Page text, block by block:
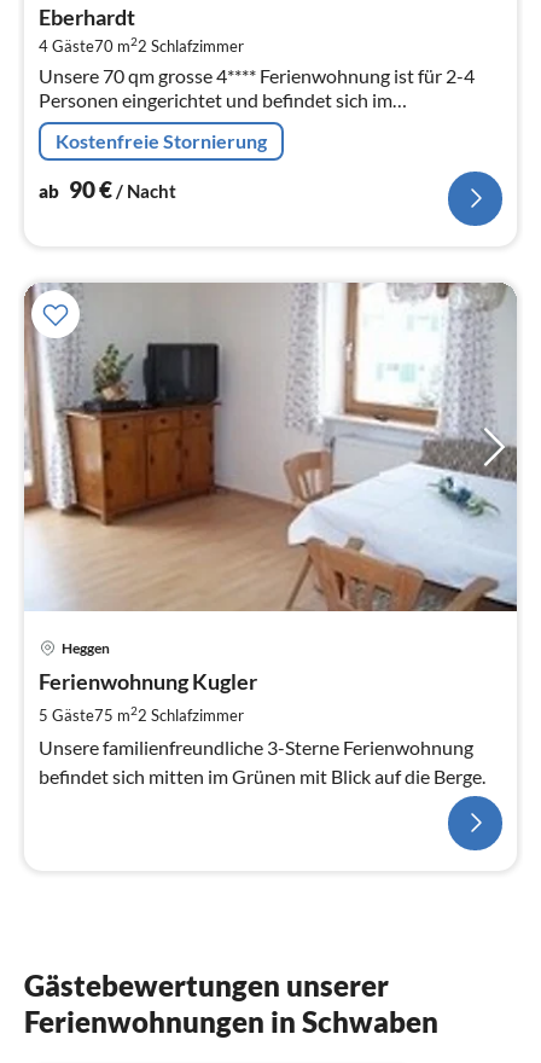
Eberhardt
4 Gäste70 m22 Schlafzimmer
Unsere 70 qm grosse 4**** Ferienwohnung ist für 2-4
Personen eingerichtet und befindet sich im
Untergeschoss unseres Hauses mit einem separaten
Eingang.
Kostenfreie Stornierung
ab 90€ / Nacht
Heggen
Ferienwohnung Kugler
5 Gäste75 m22 Schlafzimmer
Unsere familienfreundliche 3-Sterne Ferienwohnung
befindet sich mitten im Grünen mit Blick auf die Berge.
Gästebewertungen unserer
Ferienwohnungen in Schwaben